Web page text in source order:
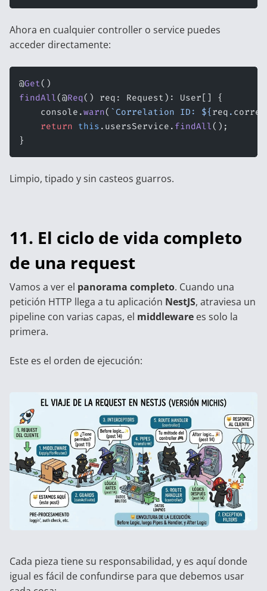
Ahora en cualquier controller o service puedes
acceder directamente:
@Get()
findAll(@Req() req: Request): User[] {
    console.
warn( `Correlation ID: ${req .
    return
this .usersService. findAll();
}
Limpio, tipado y sin casteos guarros.
11. El ciclo de vida completo
de una request
Vamos a ver el panorama completo. Cuando una
petición HTTP llega a tu aplicación NestJS, atraviesa un
pipeline con varias capas, el middleware es solo la
primera.
Este es el orden de ejecución:
Cada pieza tiene su responsabilidad, y es aquí donde
igual es fácil de confundirse para que debemos usar